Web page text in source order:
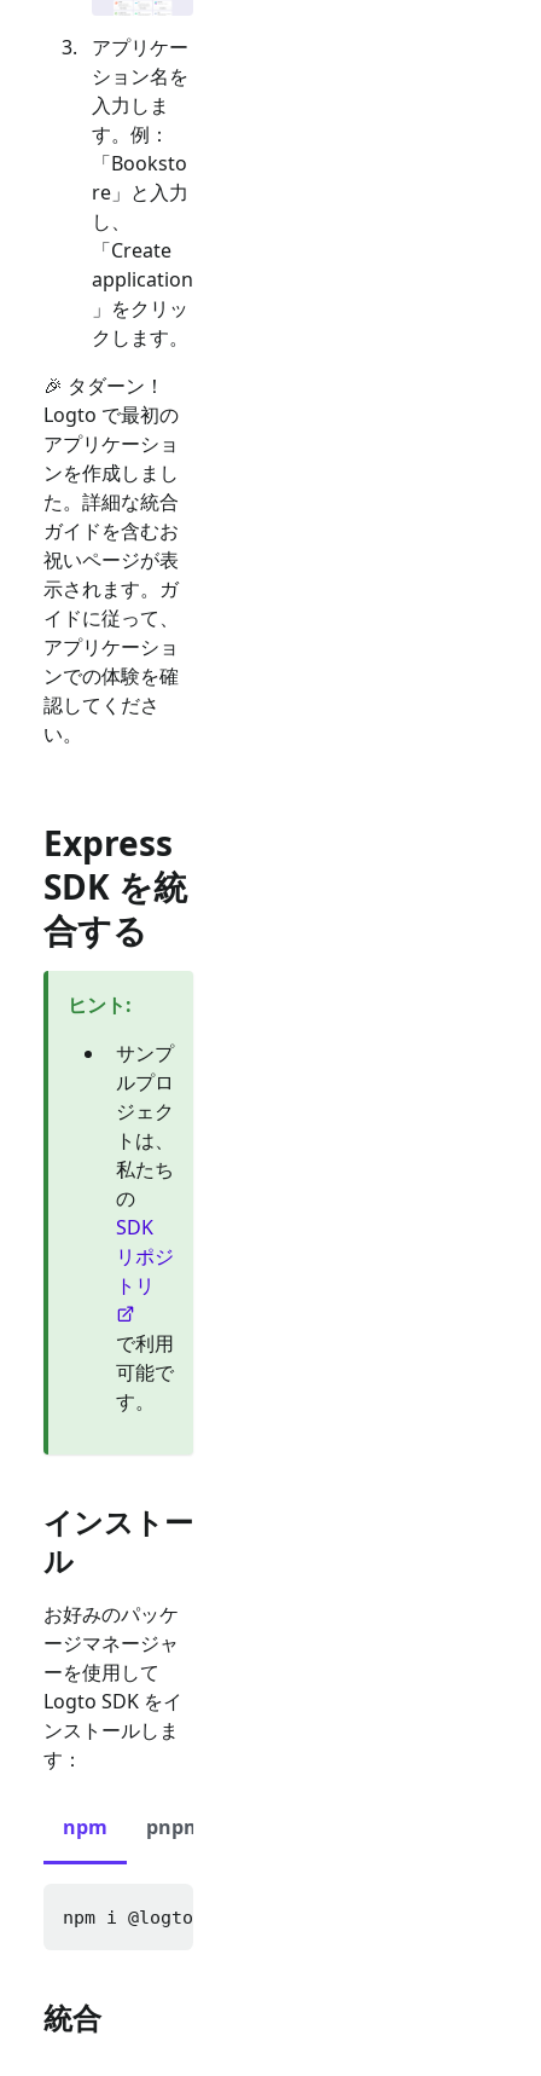
アプリケー
ション名を
入力しま
す。例：
「Booksto
re」と入力
し、
「Create
application
」をクリッ
クします。
🎉 タダーン！
Logto で最初の
アプリケーショ
ンを作成しまし
た。詳細な統合
ガイドを含むお
祝いページが表
示されます。ガ
イドに従って、
アプリケーショ
ンでの体験を確
認してくださ
い。
Express
SDK を統
合する
ヒント:
サンプ
ルプロ
ジェク
トは、
私たち
の
SDK
リポジ
トリ
で利用
可能で
す。
インストー
ル
お好みのパッケ
ージマネージャ
ーを使用して
Logto SDK をイ
ンストールしま
す：
npm pnpm
npm i @logto/express cookie-parser express-
統合